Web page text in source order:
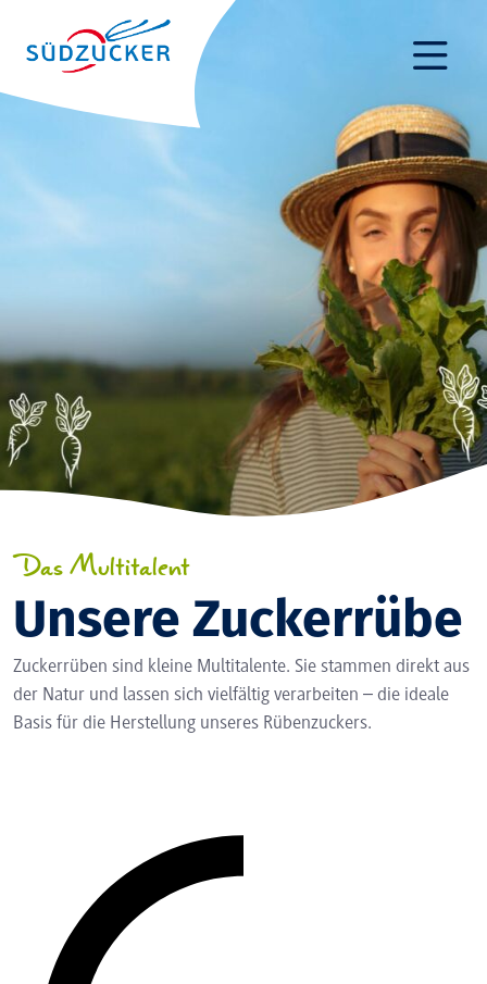
Das Multitalent
Unsere Zuckerrübe
Zuckerrüben sind kleine Multitalente. Sie stammen direkt aus
der Natur und lassen sich vielfältig verarbeiten – die ideale
Basis für die Herstellung unseres Rübenzuckers.